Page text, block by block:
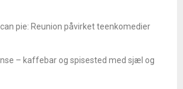
pie: Reunion påvirket teenkomedier
– kaffebar og spisested med sjæl og